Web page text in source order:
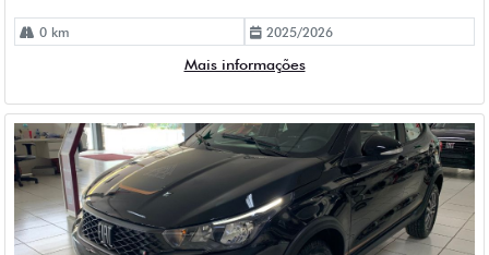
0 km 2025/2026
Mais informações